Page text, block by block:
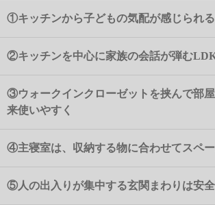
①キッチンから子どもの気配が感じられ
②キッチンを中心に家族の会話が弾む
③ウォークインクローゼットを挟んで部
来使いやすく
④主寝室は、収納する物に合わせてスペ
⑤人の出入りが集中する玄関まわりは安